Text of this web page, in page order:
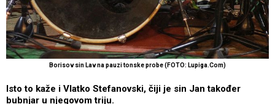
Borisov sin Lav na pauzi tonske probe (FOTO: Lupiga.Com)
Isto to kaže i Vlatko Stefanovski, čiji je sin Jan također
bubnjar u njegovom triju.